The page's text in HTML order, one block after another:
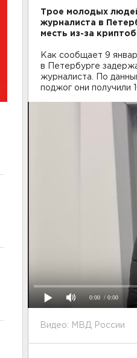
Трое молодых
журналиста в
месть из-за
Как сообщает 9
в Петербурге
журналиста. По
поджог они получили
0:00 / 0:00
Видео: МВД России